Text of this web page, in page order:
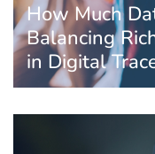
How Much
Balancing
in Digital